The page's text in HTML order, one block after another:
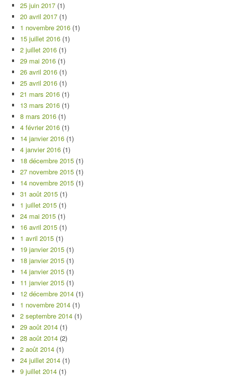
25 juin 2017 (1)
20 avril 2017 (1)
1 novembre 2016 (1)
15 juillet 2016 (1)
2 juillet 2016 (1)
29 mai 2016 (1)
26 avril 2016 (1)
25 avril 2016 (1)
21 mars 2016 (1)
13 mars 2016 (1)
8 mars 2016 (1)
4 février 2016 (1)
14 janvier 2016 (1)
4 janvier 2016 (1)
18 décembre 2015 (1)
27 novembre 2015 (1)
14 novembre 2015 (1)
31 août 2015 (1)
1 juillet 2015 (1)
24 mai 2015 (1)
16 avril 2015 (1)
1 avril 2015 (1)
19 janvier 2015 (1)
18 janvier 2015 (1)
14 janvier 2015 (1)
11 janvier 2015 (1)
12 décembre 2014 (1)
1 novembre 2014 (1)
2 septembre 2014 (1)
29 août 2014 (1)
28 août 2014 (2)
2 août 2014 (1)
24 juillet 2014 (1)
9 juillet 2014 (1)